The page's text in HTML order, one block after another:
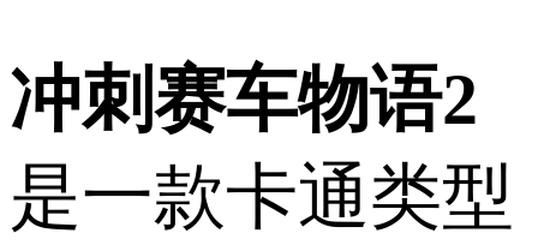
冲刺赛车物语2
是一款卡通类型